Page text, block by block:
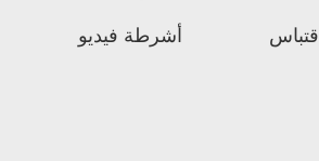
أشرطة فيديو إقتباس